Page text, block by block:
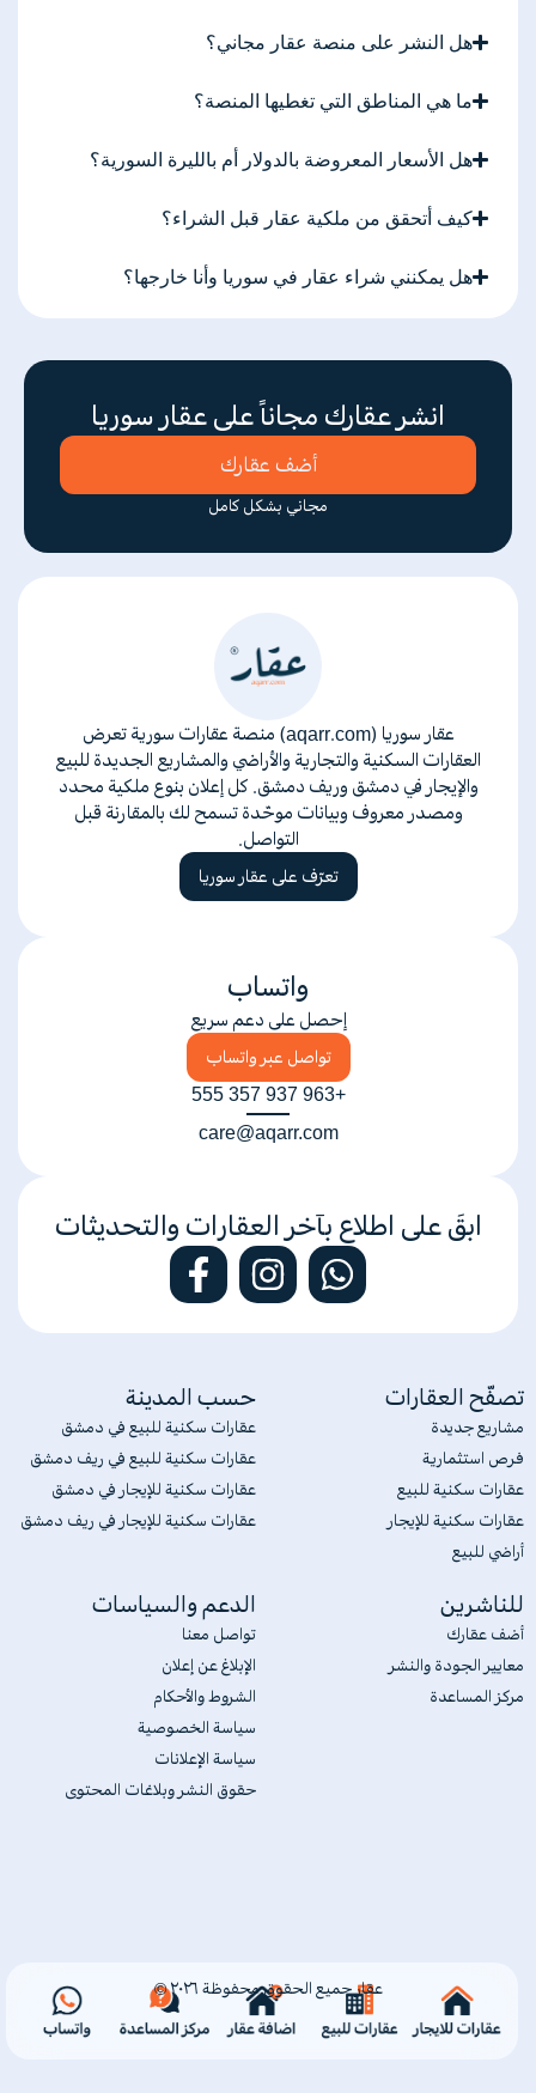
هل النشر على منصة عقار مجاني؟
ما هي المناطق التي تغطيها المنصة؟
هل الأسعار المعروضة بالدولار أم بالليرة السورية؟
كيف أتحقق من ملكية عقار قبل الشراء؟
هل يمكنني شراء عقار في سوريا وأنا خارجها؟
انشر عقارك مجاناً على عقار سوريا
أضف عقارك
مجاني بشكل كامل
عقار سوريا (aqarr.com) منصة عقارات سورية تعرض
العقارات السكنية والتجارية والأراضي والمشاريع الجديدة للبيع
والإيجار في دمشق وريف دمشق. كل إعلان بنوع ملكية محدد
ومصدر معروف وبيانات موحّدة تسمح لك بالمقارنة قبل
التواصل.
تعرّف على عقار سوريا
واتساب
إحصل على دعم سريع
تواصل عبر واتساب
+963 937 357 555
care@aqarr.com
ابقَ على اطلاع بآخر العقارات والتحديثات
تصفّح العقارات
مشاريع جديدة
فرص استثمارية
عقارات سكنية للبيع
عقارات سكنية للإيجار
أراضي للبيع
حسب المدينة
عقارات سكنية للبيع في دمشق
عقارات سكنية للبيع في ريف دمشق
عقارات سكنية للإيجار في دمشق
عقارات سكنية للإيجار في ريف دمشق
للناشرين
أضف عقارك
معايير الجودة والنشر
مركز المساعدة
الدعم والسياسات
تواصل معنا
الإبلاغ عن إعلان
الشروط والأحكام
سياسة الخصوصية
سياسة الإعلانات
حقوق النشر وبلاغات المحتوى
عقار جميع الحقوق محفوظة ٢٠٢٦ ©